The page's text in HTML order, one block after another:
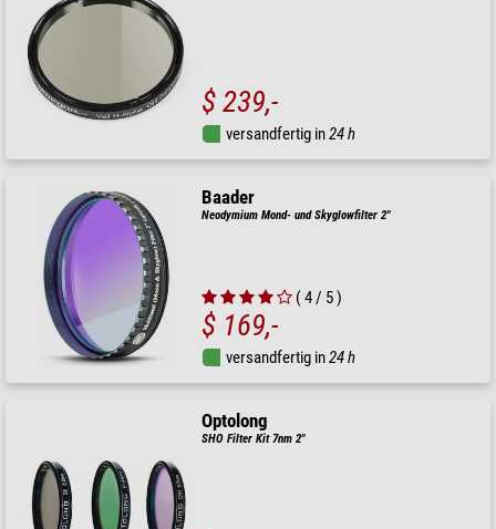
$ 239,-
versandfertig in24 h
Baader
Neodymium Mond- und Skyglowfilter 2"
( 4 / 5 )
$ 169,-
versandfertig in24 h
Optolong
SHO Filter Kit 7nm 2"